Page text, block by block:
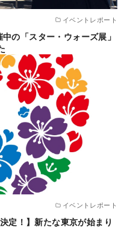
イベントレポート
の「スター・ウォーズ展」
イベントレポート
定！】新たな東京が始まり